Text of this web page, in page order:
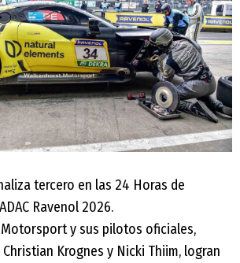
tercero en las 24 Horas de
Ravenol 2026.
y sus pilotos oficiales,
Krognes y Nicki Thiim, logran